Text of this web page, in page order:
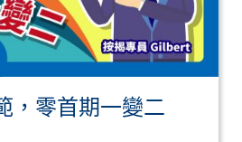
，零首期一變二